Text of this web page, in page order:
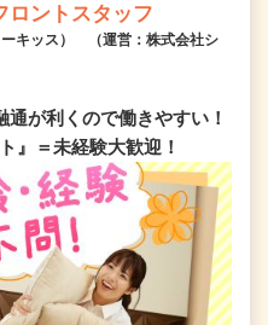
ロントスタッフ
ーキッス） （運営：株式会社シ
通が利くので働きやすい！
』＝未経験大歓迎！